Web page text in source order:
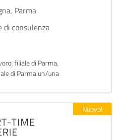
, Parma
di consulenza
filiale di Parma,
di Parma un/una
offre un primo
alla formazione
Range retributivo:
inserita all'interno
TIME
Nuovo!